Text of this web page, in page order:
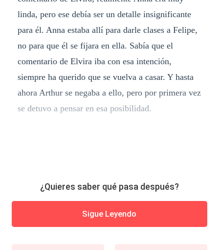
linda, pero ese debía ser un detalle insignificante
para él. Anna estaba allí para darle clases a Felipe,
no para que él se fijara en ella. Sabía que el
comentario de Elvira iba con esa intención,
siempre ha querido que se vuelva a casar. Y hasta
ahora Arthur se negaba a ello, pero por primera vez
se detuvo a pensar en esa posibilidad.
¿Quieres saber qué pasa después?
Sigue Leyendo